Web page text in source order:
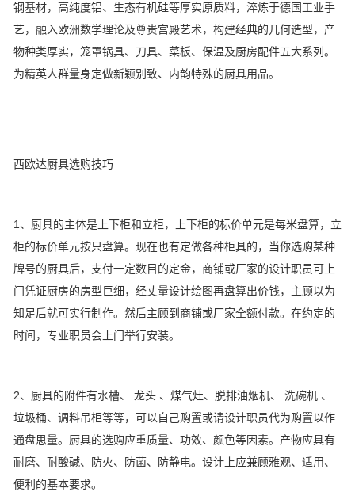
钢基材，高纯度铝、生态有机硅等厚实原质料，淬炼于德国工业手
艺，融入欧洲数学理论及尊贵宫殿艺术，构建经典的几何造型，产
物种类厚实，笼罩锅具、刀具、菜板、保温及厨房配件五大系列。
为精英人群量身定做新颖别致、内韵特殊的厨具用品。
西欧达厨具选购技巧
1、厨具的主体是上下柜和立柜，上下柜的标价单元是每米盘算，立
柜的标价单元按只盘算。现在也有定做各种柜具的，当你选购某种
牌号的厨具后，支付一定数目的定金，商铺或厂家的设计职员可上
门凭证厨房的房型巨细，经丈量设计绘图再盘算出价钱，主顾以为
知足后就可实行制作。然后主顾到商铺或厂家全额付款。在约定的
时间，专业职员会上门举行安装。
2、厨具的附件有水槽、 龙头 、煤气灶、脱排油烟机、 洗碗机 、
垃圾桶、调料吊柜等等，可以自己购置或请设计职员代为购置以作
通盘思量。厨具的选购应重质量、功效、颜色等因素。产物应具有
耐磨、耐酸碱、防火、防菌、防静电。设计上应兼顾雅观、适用、
便利的基本要求。